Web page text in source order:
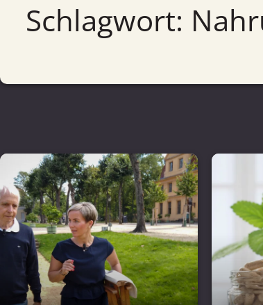
Schlagwort: